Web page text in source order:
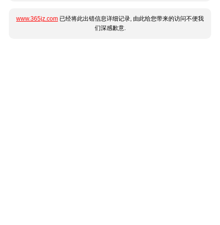
www.365jz.com 已经将此出错信息详细记录, 由此给您带来的访问不便我
们深感歉意.